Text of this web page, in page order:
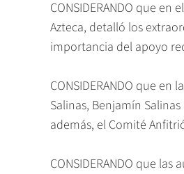
CONSIDERANDO que
Azteca, detalló los
importancia del apoyo
CONSIDERANDO que
Salinas, Benjamín
además, el Comité
CONSIDERANDO que